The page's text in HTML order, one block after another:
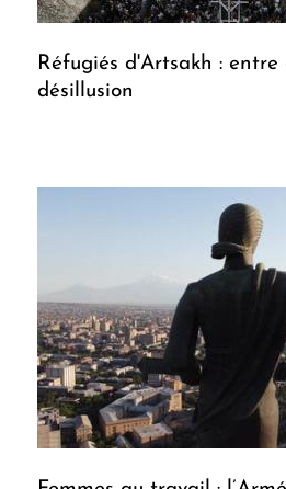
Réfugiés d'Artsakh : entre
désillusion